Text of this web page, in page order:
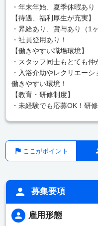
・年末年始、夏季休暇あり
【待遇、福利厚生が充実】
・昇給あり、賞与あり（1
・社員登用あり！
【働きやすい職場環境】
・スタッフ同士もとても仲
・入浴介助やレクリエー
働きやすい環境！
【教育・研修制度】
・未経験でも応募OK！研
ここがポイント
募集要項
雇用形態